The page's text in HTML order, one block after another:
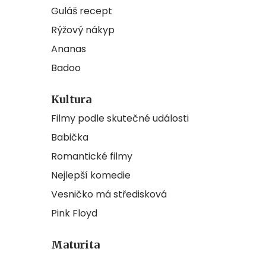
Guláš recept
Rýžový nákyp
Ananas
Badoo
Kultura
Filmy podle skutečné události
Babička
Romantické filmy
Nejlepší komedie
Vesničko má středisková
Pink Floyd
Maturita